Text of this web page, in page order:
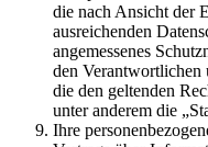
die nach Ansicht der
ausreichenden
angemessenes
den Verantwortlichen
die den geltenden
unter anderem die
Ihre